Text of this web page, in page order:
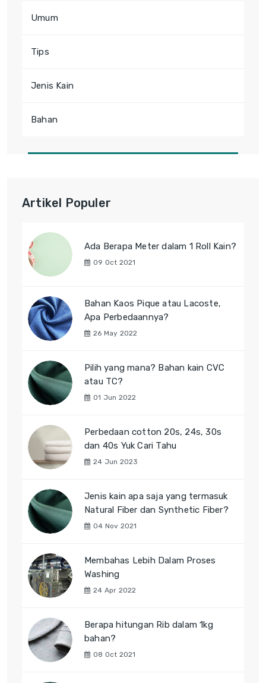
Umum
Tips
Jenis Kain
Bahan
Artikel Populer
Ada Berapa Meter dalam 1 Roll Kain?
09 Oct 2021
Bahan Kaos Pique atau Lacoste,
Apa Perbedaannya?
26 May 2022
Pilih yang mana? Bahan kain CVC
atau TC?
01 Jun 2022
Perbedaan cotton 20s, 24s, 30s
dan 40s Yuk Cari Tahu
24 Jun 2023
Jenis kain apa saja yang termasuk
Natural Fiber dan Synthetic Fiber?
04 Nov 2021
Membahas Lebih Dalam Proses
Washing
24 Apr 2022
Berapa hitungan Rib dalam 1kg
bahan?
08 Oct 2021